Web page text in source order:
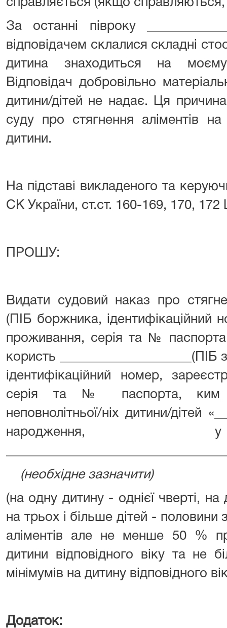
справляється (якщо справляються,
За останні півроку
відповідачем склалися складні
дитина знаходиться на
Відповідач добровільно
дитини/дітей не надає. Ця
суду про стягнення аліментів
дитини.
На підставі викладеного та
СК України, ст.ст. 160-169, 170,
ПРОШУ:
Видати судовий наказ про
(ПІБ боржника, ідентифікаційний
проживання, серія та №
користь
ідентифікаційний номер,
серія та № паспорта, ким
неповнолітньої/ніх дитини/дітей
народження,
(необхідне зазначити)
(на одну дитину - однієї чверті, на
на трьох і більше дітей - половини
аліментів але не менше 50 %
дитини відповідного віку та не
мінімумів на дитину відповідного
Додаток: